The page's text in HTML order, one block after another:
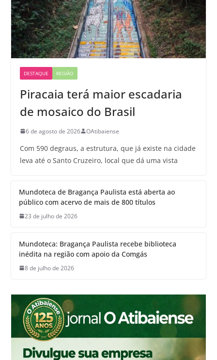
DESTAQUE REGIÃO
Piracaia terá maior escadaria
de mosaico do Brasil
6 de agosto de 2026 OAtibaiense
Com 590 degraus, a estrutura, que já existe na cidade
leva até o Santo Cruzeiro, local que dá uma vista
Mundoteca de Bragança Paulista está aberta ao
público com acervo de mais de 800 títulos
23 de julho de 2026
Mundoteca: Bragança Paulista recebe biblioteca
inédita na região com apoio da Comgás
8 de julho de 2026